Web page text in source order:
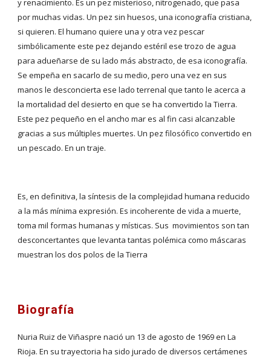
y renacimiento. Es un pez misterioso, nitrogenado, que pasa
por muchas vidas. Un pez sin huesos, una iconografía cristiana,
si quieren. El humano quiere una y otra vez pescar
simbólicamente este pez dejando estéril ese trozo de agua
para adueñarse de su lado más abstracto, de esa iconografía.
Se empeña en sacarlo de su medio, pero una vez en sus
manos le desconcierta ese lado terrenal que tanto le acerca a
la mortalidad del desierto en que se ha convertido la Tierra.
Este pez pequeño en el ancho mar es al fin casi alcanzable
gracias a sus múltiples muertes. Un pez filosófico convertido en
un pescado. En un traje.
Es, en definitiva, la síntesis de la complejidad humana reducido
a la más mínima expresión. Es incoherente de vida a muerte,
toma mil formas humanas y místicas. Sus  movimientos son tan
desconcertantes que levanta tantas polémica como máscaras
muestran los dos polos de la Tierra
Biografía
Nuria Ruiz de Viñaspre nació un 13 de agosto de 1969 en La
Rioja. En su trayectoria ha sido jurado de diversos certámenes